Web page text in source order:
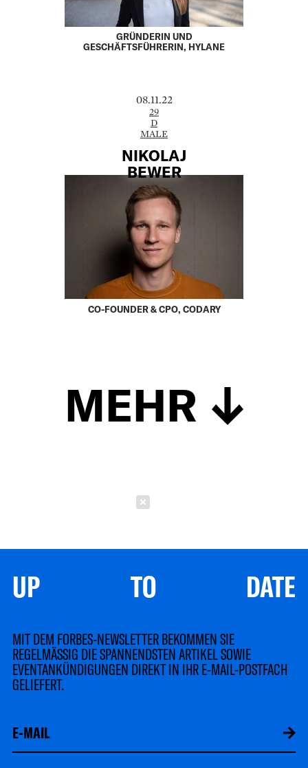
GRÜNDERIN UND
GESCHÄFTSFÜHRERIN, HYLANE
08.11.22
29
D
MALE
NIKOLAJ
BEWER
CO-FOUNDER & CPO, CODARY
MEHR
UP TO DATE
MIT DEM FORBES-NEWSLETTER BEKOMMEN SIE
REGELMÄSSIG DIE SPANNENDSTEN ARTIKEL SOWIE
EVENTANKÜNDIGUNGEN DIREKT IN IHR E-MAIL-POSTFACH
GELIEFERT.